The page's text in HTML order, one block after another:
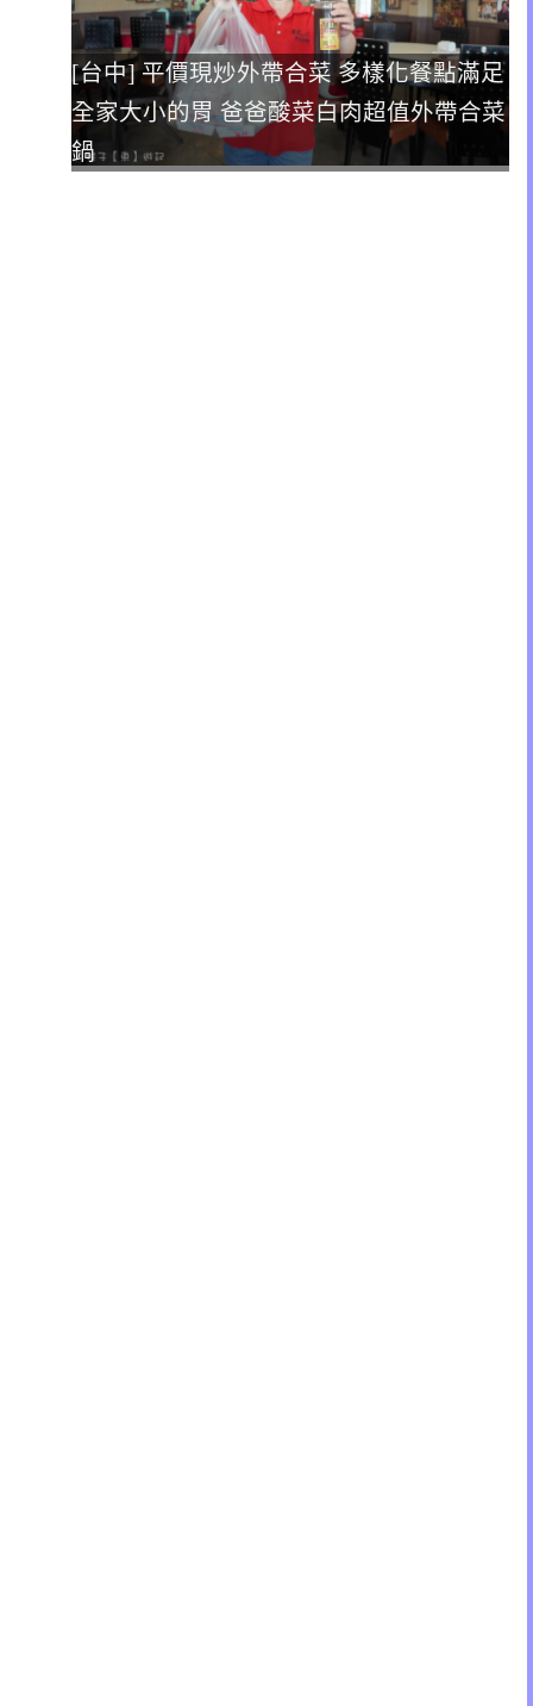
[台中] 平價現炒外帶合菜 多樣化餐點滿足
全家大小的胃 爸爸酸菜白肉超值外帶合菜
鍋